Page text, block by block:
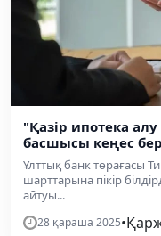
"Қазір ипотека
басшысы кеңес
Ұлттық банк төрағасы
шарттарына пікір
айтуы...
28 қараша 2025•